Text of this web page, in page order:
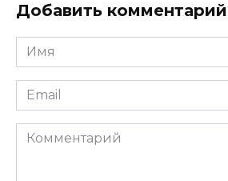
Добавить комментарий
Имя
Email
Комментарий